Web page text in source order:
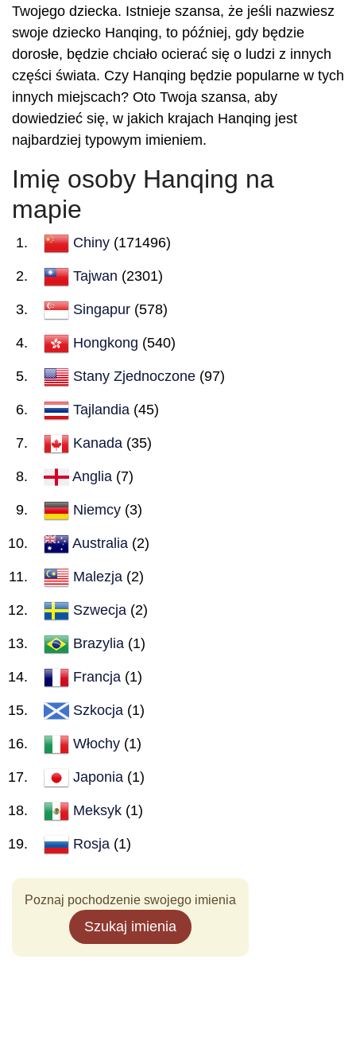
Twojego dziecka. Istnieje szansa, że jeśli nazwiesz
swoje dziecko Hanqing, to później, gdy będzie
dorosłe, będzie chciało ocierać się o ludzi z innych
części świata. Czy Hanqing będzie popularne w tych
innych miejscach? Oto Twoja szansa, aby
dowiedzieć się, w jakich krajach Hanqing jest
najbardziej typowym imieniem.
Imię osoby Hanqing na
mapie
Chiny (171496)
Tajwan (2301)
Singapur (578)
Hongkong (540)
Stany Zjednoczone (97)
Tajlandia (45)
Kanada (35)
Anglia (7)
Niemcy (3)
Australia (2)
Malezja (2)
Szwecja (2)
Brazylia (1)
Francja (1)
Szkocja (1)
Włochy (1)
Japonia (1)
Meksyk (1)
Rosja (1)
Poznaj pochodzenie swojego imienia
Szukaj imienia